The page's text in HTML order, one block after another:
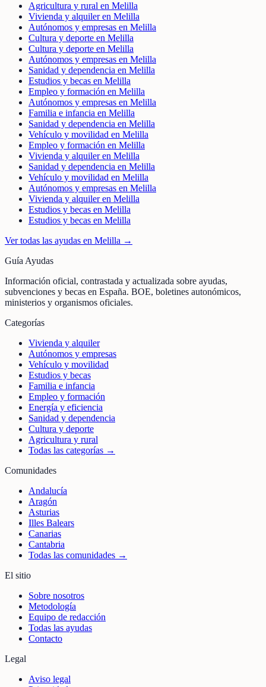
Agricultura y rural en Melilla
Vivienda y alquiler en Melilla
Autónomos y empresas en Melilla
Cultura y deporte en Melilla
Cultura y deporte en Melilla
Autónomos y empresas en Melilla
Sanidad y dependencia en Melilla
Estudios y becas en Melilla
Empleo y formación en Melilla
Autónomos y empresas en Melilla
Familia e infancia en Melilla
Sanidad y dependencia en Melilla
Vehículo y movilidad en Melilla
Empleo y formación en Melilla
Vivienda y alquiler en Melilla
Sanidad y dependencia en Melilla
Vehículo y movilidad en Melilla
Autónomos y empresas en Melilla
Vivienda y alquiler en Melilla
Estudios y becas en Melilla
Estudios y becas en Melilla
Ver todas las ayudas en Melilla →
Guía Ayudas
Información oficial, contrastada y actualizada sobre ayudas,
subvenciones y becas en España. BOE, boletines autonómicos,
ministerios y organismos oficiales.
Categorías
Vivienda y alquiler
Autónomos y empresas
Vehículo y movilidad
Estudios y becas
Familia e infancia
Empleo y formación
Energía y eficiencia
Sanidad y dependencia
Cultura y deporte
Agricultura y rural
Todas las categorías →
Comunidades
Andalucía
Aragón
Asturias
Illes Balears
Canarias
Cantabria
Todas las comunidades →
El sitio
Sobre nosotros
Metodología
Equipo de redacción
Todas las ayudas
Contacto
Legal
Aviso legal